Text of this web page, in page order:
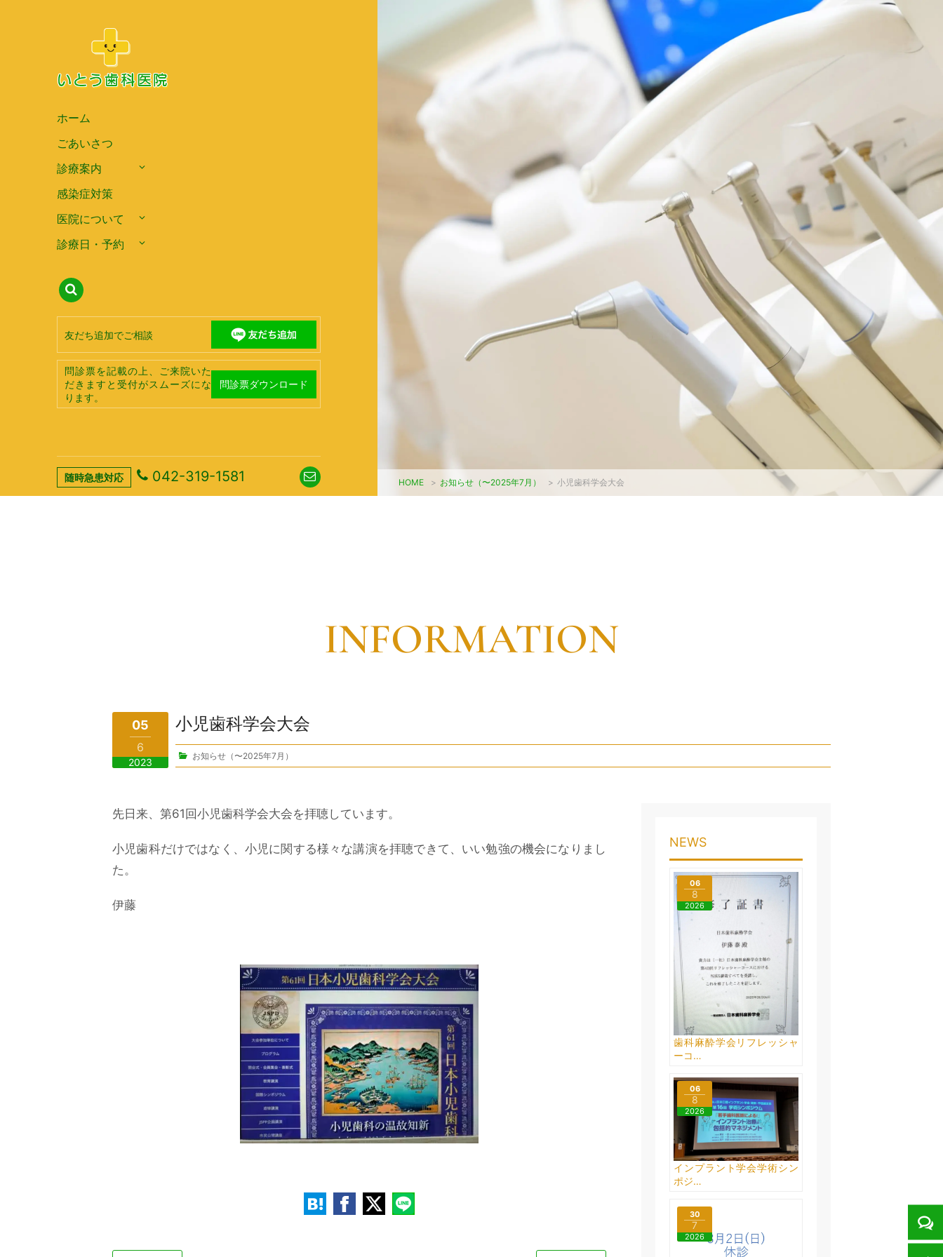
ホーム
ごあいさつ
診療案内
感染症対策
医院について
診療日・予約
随時急患対応 042-319-1581
友だち追加でご相談
問診票を記載の上、ご来院いた
だきますと受付がスムーズにな
ります。
問診票ダウンロード
HOME > お知らせ（〜2025年7月） > 小児歯科学会大会
INFORMATION
05
6
2023
小児歯科学会大会
お知らせ（〜2025年7月）
先日来、第61回小児歯科学会大会を拝聴しています。
小児歯科だけではなく、小児に関する様々な講演を拝聴できて、いい勉強の機会になりまし
た。
伊藤
NEWS
歯科麻酔学会リフレッシャ
ーコ…
06
8
2026
インプラント学会学術シン
ポジ…
06
8
2026
30
7
2026